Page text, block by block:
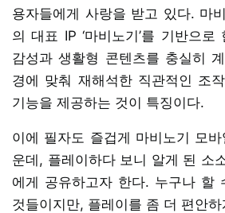
용자들에게 사랑을 받고 있다. 마
의 대표 IP ‘마비노기’를 기반으
감성과 생활형 콘텐츠를 충실히
경에 맞춰 재해석한 직관적인 조
기능을 제공하는 것이 특징이다.
이에 필자도 즐겁게 마비노기 모
운데, 플레이하다 보니 알게 된 소
에게 공유하고자 한다. 누구나 할
것들이지만, 플레이를 좀 더 편안